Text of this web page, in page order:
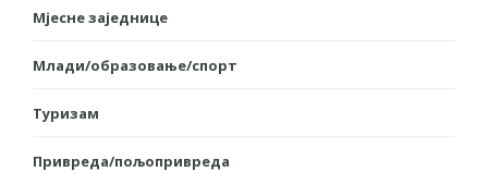
Мјесне заједнице
Млади/образовање/спорт
Туризам
Привреда/пољопривреда